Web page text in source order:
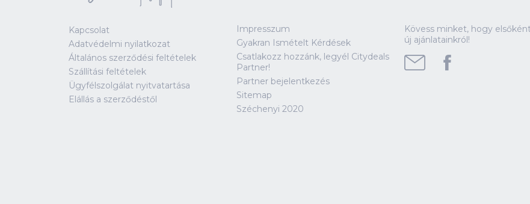
Kapcsolat
Adatvédelmi nyilatkozat
Általános szerződési feltételek
Szállítási feltételek
Ügyfélszolgálat nyitvatartása
Elállás a szerződéstől
Impresszum
Gyakran Ismételt Kérdések
Csatlakozz hozzánk, legyél Citydeals
Partner!
Partner bejelentkezés
Sitemap
Széchenyi 2020
Kövess minket, hogy
új ajánlatainkról!